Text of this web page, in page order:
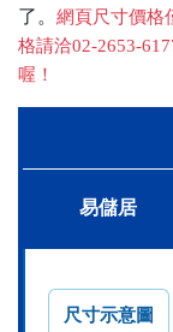
了。 網頁尺寸價格
格請洽02-2653-
喔！
易儲居
尺寸示意圖